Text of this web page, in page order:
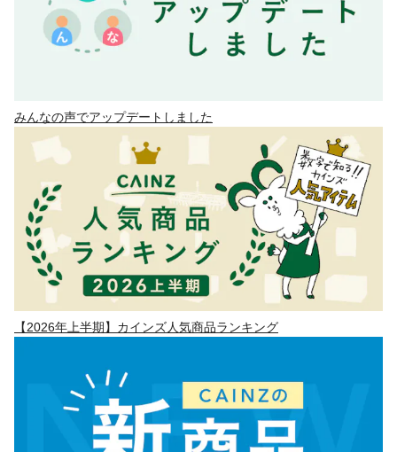
みんなの声でアップデートしました
【2026年上半期】カインズ人気商品ランキング